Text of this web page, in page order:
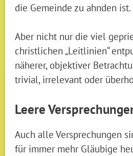
die Gemeinde zu ahnden ist.
Aber nicht nur die viel
christlichen „Leitlinien“
näherer, objektiver
trivial, irrelevant oder
Leere
Auch alle Versprechungen
für immer mehr Gläubige